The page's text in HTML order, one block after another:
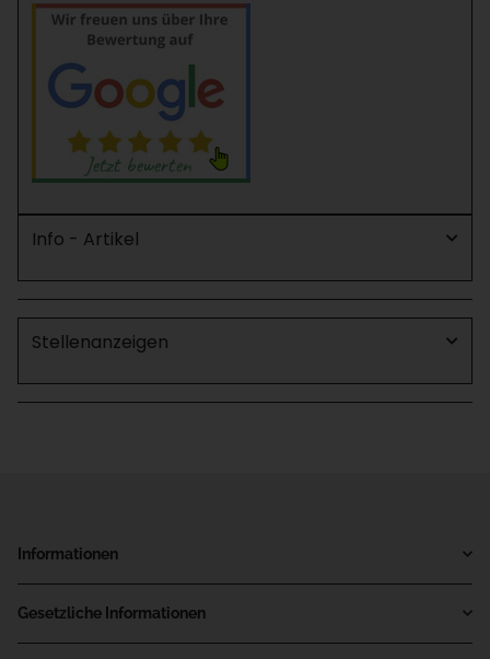
Info - Artikel
Stellenanzeigen
Informationen
Gesetzliche Informationen